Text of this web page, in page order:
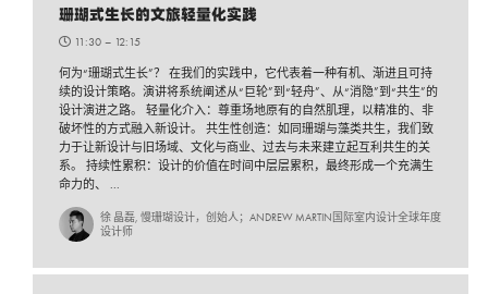
珊瑚式生长的文旅轻量化实践
11:30 – 12:15
何为“珊瑚式生长”？ 在我们的实践中，它代表着一种有机、渐进且可持
续的设计策略。演讲将系统阐述从“巨轮”到“轻舟”、从“消隐”到“共生”的
设计演进之路。 轻量化介入：尊重场地原有的自然肌理，以精准的、非
破坏性的方式融入新设计。 共生性创造：如同珊瑚与藻类共生，我们致
力于让新设计与旧场域、文化与商业、过去与未来建立起互利共生的关
系。 持续性累积：设计的价值在时间中层层累积，最终形成一个充满生
命力的、 ...
徐 晶磊, 慢珊瑚设计，创始人；ANDREW MARTIN国际室内设计全球年度
设计师